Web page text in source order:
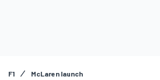
F1 McLaren launch